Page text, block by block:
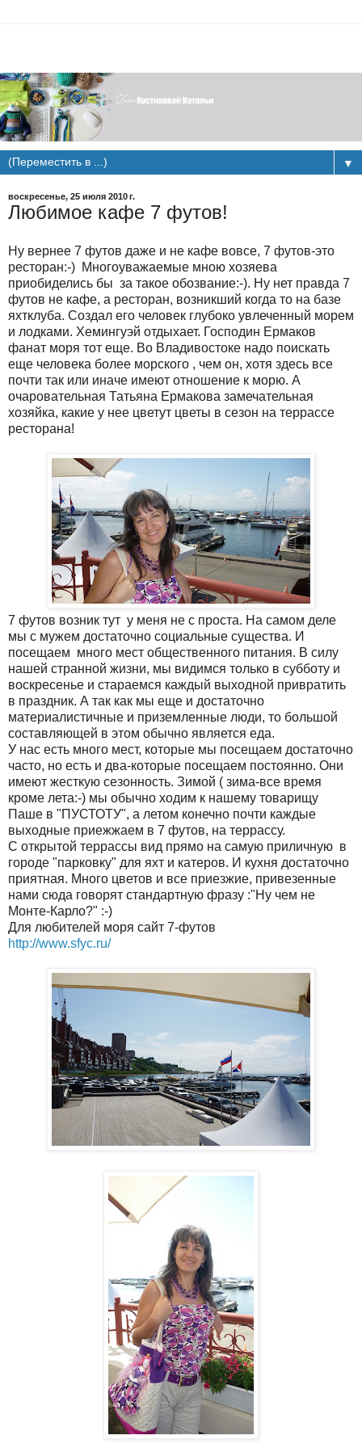
▼
воскресенье, 25 июля 2010 г.
Любимое кафе 7 футов!
Ну вернее 7 футов даже и не кафе вовсе, 7 футов-это
ресторан:-) Многоуважаемые мною хозяева
приобиделись бы за такое обозвание:-). Ну нет правда 7
футов не кафе, а ресторан, возникший когда то на базе
яхтклуба. Создал его человек глубоко увлеченный морем
и лодками. Хемингуэй отдыхает. Господин Ермаков
фанат моря тот еще. Во Владивостоке надо поискать
еще человека более морского , чем он, хотя здесь все
почти так или иначе имеют отношение к морю. А
очаровательная Татьяна Ермакова замечательная
хозяйка, какие у нее цветут цветы в сезон на террассе
ресторана!
7 футов возник тут у меня не с проста. На самом деле
мы с мужем достаточно социальные существа. И
посещаем много мест общественного питания. В силу
нашей странной жизни, мы видимся только в субботу и
воскресенье и стараемся каждый выходной привратить
в праздник. А так как мы еще и достаточно
материалистичные и приземленные люди, то большой
составляющей в этом обычно является еда.
У нас есть много мест, которые мы посещаем достаточно
часто, но есть и два-которые посещаем постоянно. Они
имеют жесткую сезонность. Зимой ( зима-все время
кроме лета:-) мы обычно ходим к нашему товарищу
Паше в "ПУСТОТУ", а летом конечно почти каждые
выходные приежжаем в 7 футов, на террассу.
С открытой террассы вид прямо на самую приличную в
городе "парковку" для яхт и катеров. И кухня достаточно
приятная. Много цветов и все приезжие, привезенные
нами сюда говорят стандартную фразу :"Ну чем не
Монте-Карло?" :-)
Для любителей моря сайт 7-футов
http://www.sfyc.ru/